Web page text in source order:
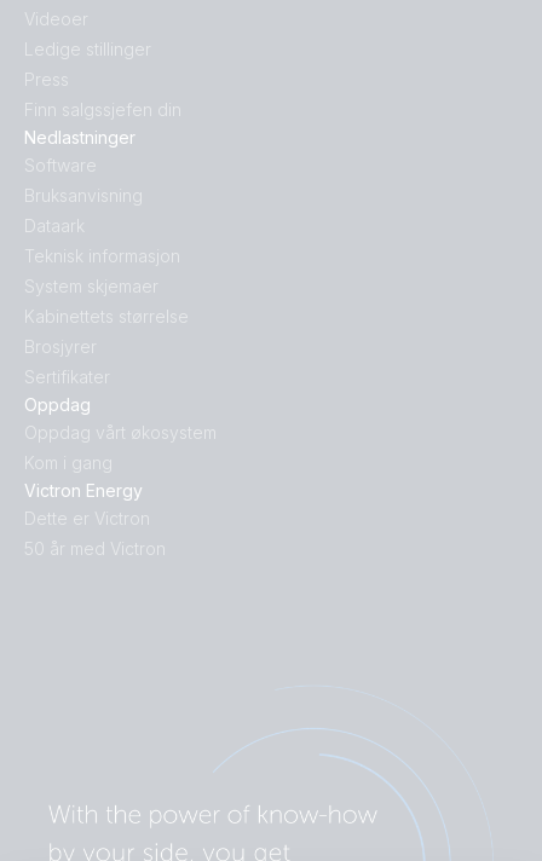
Oppdag
Oppdag vårt økosystem
Kom i gang
Victron Energy
Dette er Victron
50 år med Victron
Nedlastninger
Software
Bruksanvisning
Dataark
Teknisk informasjon
System skjemaer
Kabinettets størrelse
Brosjyrer
Sertifikater
Videoer
Ledige stillinger
Press
Finn salgssjefen din